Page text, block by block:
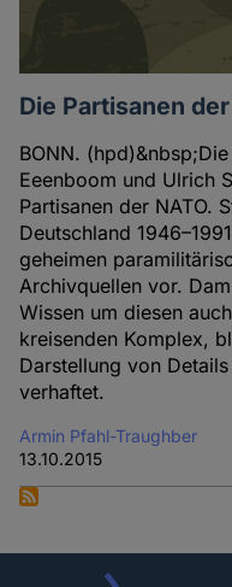
Die Partisanen der
BONN.
Eeenboom und Ulrich
Partisanen der NATO.
Deutschland
geheimen
Archivquellen vor.
Wissen um diesen
kreisenden Komplex,
Darstellung von
verhaftet.
Armin Pfahl-Traughber
13.10.2015